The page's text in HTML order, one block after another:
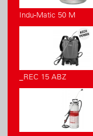
Indu-Matic 50 M
_REC 15 ABZ